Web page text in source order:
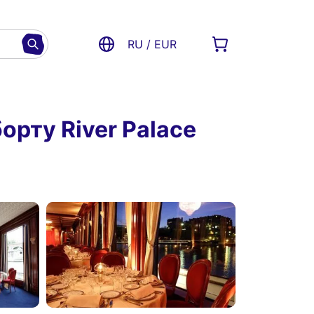
RU / EUR
River Palace